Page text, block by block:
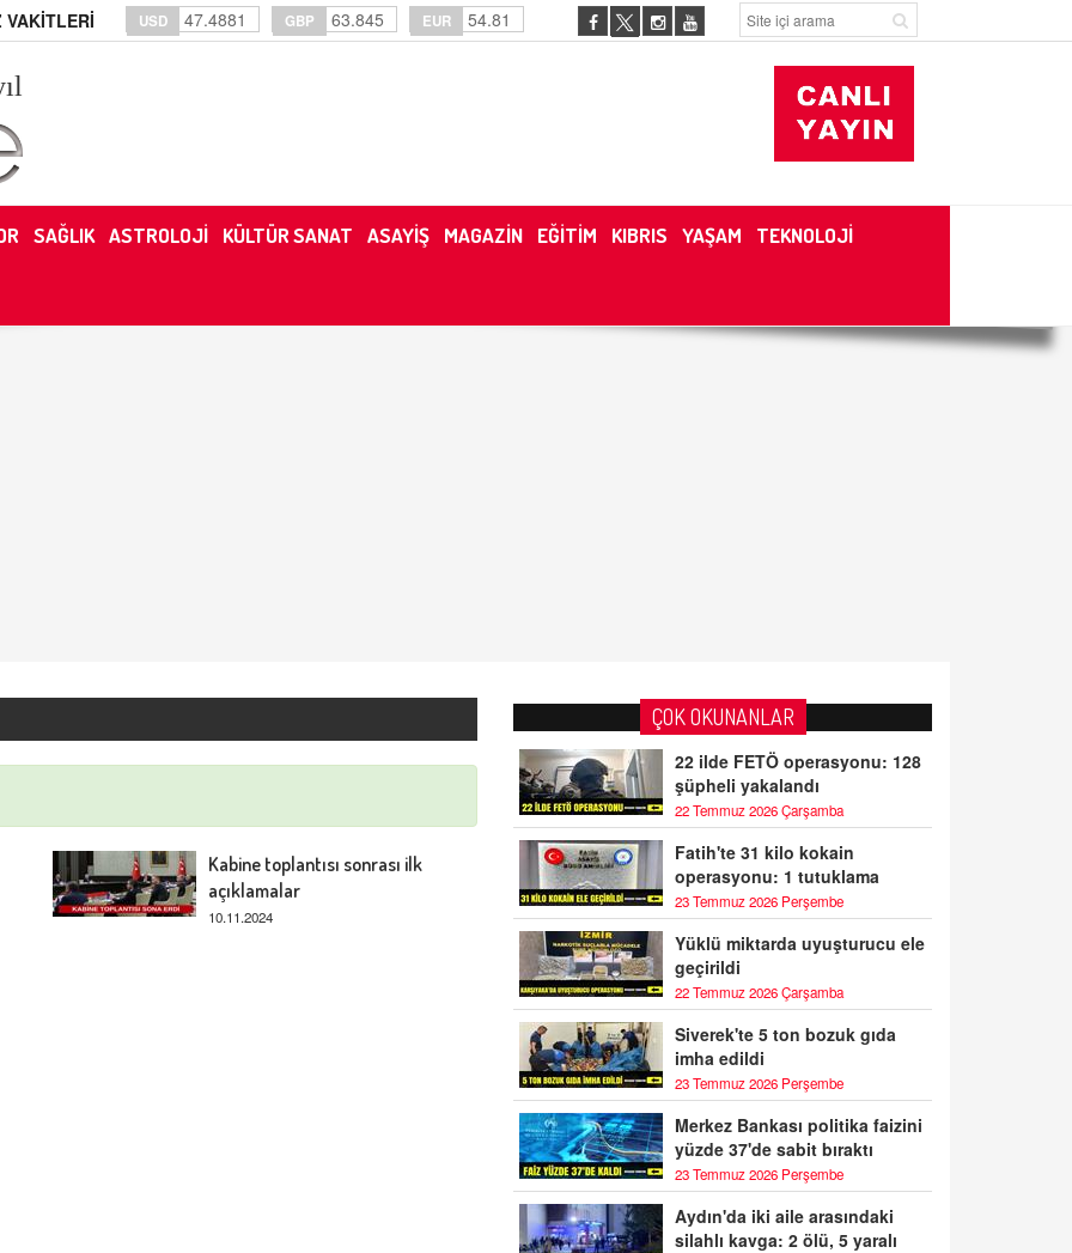
VAKİTLERİ USD 47.4881 GBP 63.845 EUR 54.81
SAĞLIK ASTROLOJİ KÜLTÜR SANAT ASAYİŞ MAGAZİN EĞİTİM KIBRIS YAŞAM TEKNOLOJİ
Kabine toplantısı sonrası ilk
açıklamalar
10.11.2024
ÇOK OKUNANLAR
22 ilde FETÖ operasyonu: 128
şüpheli yakalandı
22 Temmuz 2026 Çarşamba
Fatih'te 31 kilo kokain
operasyonu: 1 tutuklama
23 Temmuz 2026 Perşembe
Yüklü miktarda uyuşturucu ele
geçirildi
22 Temmuz 2026 Çarşamba
Siverek'te 5 ton bozuk gıda
imha edildi
23 Temmuz 2026 Perşembe
Merkez Bankası politika faizini
yüzde 37'de sabit bıraktı
23 Temmuz 2026 Perşembe
Aydın'da iki aile arasındaki
silahlı kavga: 2 ölü, 5 yaralı